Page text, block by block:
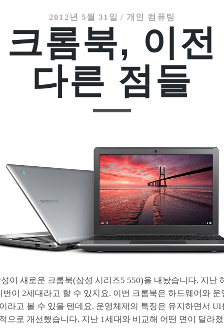
2012년 5월 31일 / 개인 컴퓨팅
롬북, 이
다른 점들
이 새로운 크롬북(삼성 시리즈5 550)을 내놨습니다. 지난
번이 2세대라고 할 수 있지요. 이번 크롬북은 하드웨어와 운
라고 볼 수 있을 텐데요. 운영체제의 특징은 유지하면서 UI
으로 개선했습니다. 지난 1세대와 비교해 어떤 면이 달라